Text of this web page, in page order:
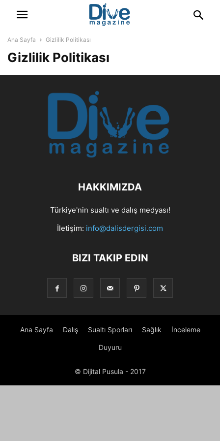
Ana Sayfa Gizlilik Politikası
Gizlilik Politikası
HAKKIMIZDA
Türkiye'nin sualtı ve dalış medyası!
İletişim: info@dalisdergisi.com
BIZI TAKIP EDIN
Ana Sayfa Dalış Sualtı Sporları Sağlık İnceleme
Duyuru
© Dijital Pusula - 2017